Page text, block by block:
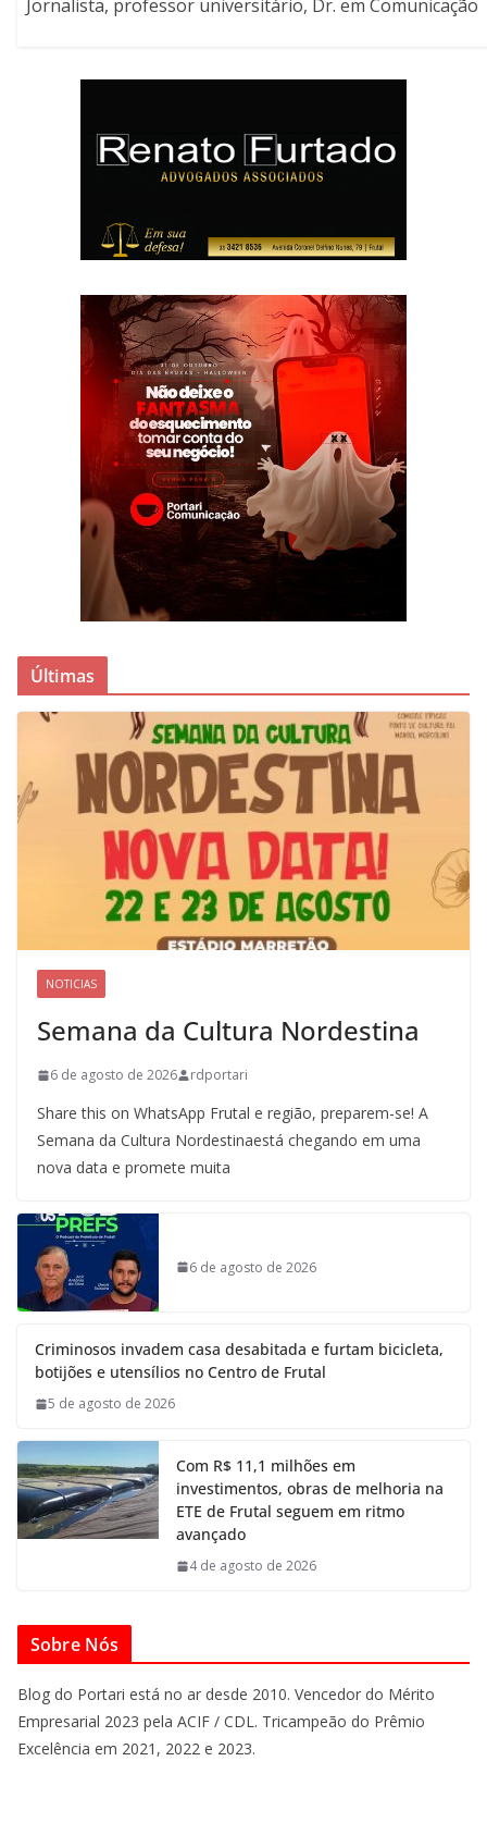
Jornalista, professor universitário, Dr. em Comunicação
Últimas
NOTICIAS
Semana da Cultura Nordestina
6 de agosto de 2026 rdportari
Share this on WhatsApp Frutal e região, preparem-se! A
Semana da Cultura Nordestinaestá chegando em uma
nova data e promete muita
6 de agosto de 2026
Criminosos invadem casa desabitada e furtam bicicleta,
botijões e utensílios no Centro de Frutal
5 de agosto de 2026
Com R$ 11,1 milhões em
investimentos, obras de melhoria na
ETE de Frutal seguem em ritmo
avançado
4 de agosto de 2026
Sobre Nós
Blog do Portari está no ar desde 2010. Vencedor do Mérito
Empresarial 2023 pela ACIF / CDL. Tricampeão do Prêmio
Excelência em 2021, 2022 e 2023.